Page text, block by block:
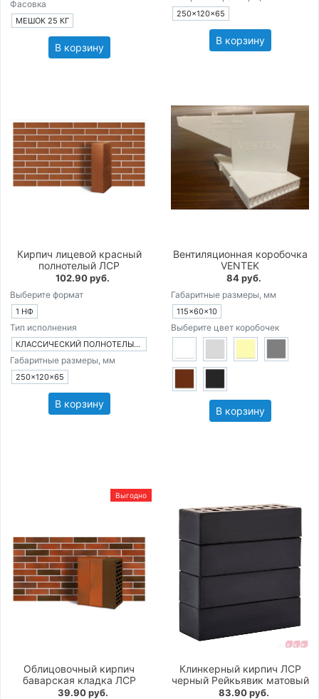
Фасовка
МЕШОК 25 КГ
В корзину
250×120×65
В корзину
Кирпич лицевой красный
полнотелый ЛСР
102.90 руб.
Выберите формат
1 НФ
Тип исполнения
КЛАССИЧЕСКИЙ ПОЛНОТЕЛЫЙ КИРПИЧ
Габаритные размеры, мм
250×120×65
В корзину
Вентиляционная коробочка
VENTEK
84 руб.
Габаритные размеры, мм
115×60×10
Выберите цвет коробочек
В корзину
Выгодно
Облицовочный кирпич
баварская кладка ЛСР
39.90 руб.
Клинкерный кирпич ЛСР
черный Рейкьявик матовый
83.90 руб.